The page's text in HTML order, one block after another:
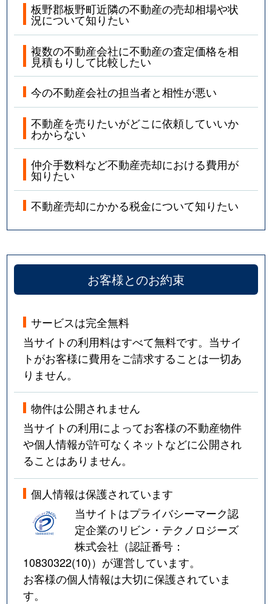
板野郡板野町近隣の不動産の売却相場や状
況について知りたい
複数の不動産会社に不動産の査定価格を相
見積もりして比較したい
今の不動産会社の担当者と相性が悪い
不動産を売りたいがどこに依頼していいか
わからない
仲介手数料など不動産売却における費用が
知りたい
不動産売却にかかる税金について知りたい
お客様とのお約束
サービスは完全無料
当サイトの利用料はすべて無料です。当サイ
トがお客様に費用をご請求することは一切あ
りません。
物件は公開されません
当サイトの利用によってお客様の不動産物件
や個人情報が許可なくネットなどに公開され
ることはありません。
個人情報は保護されています
当サイトはプライバシーマーク認
定企業のリビン・テクノロジーズ
株式会社（認証番号：
10830322(10)）が運営しています。
お客様の個人情報は大切に保護されていま
す。